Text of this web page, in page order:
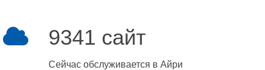
9341 сайт
Сейчас обслуживается в Айри